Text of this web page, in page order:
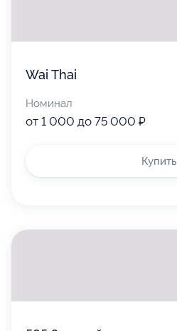
Wai Thai
Номинал
от 1 000 до 75 000 ₽
Купить